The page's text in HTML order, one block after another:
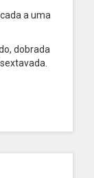
a uma
dobrada